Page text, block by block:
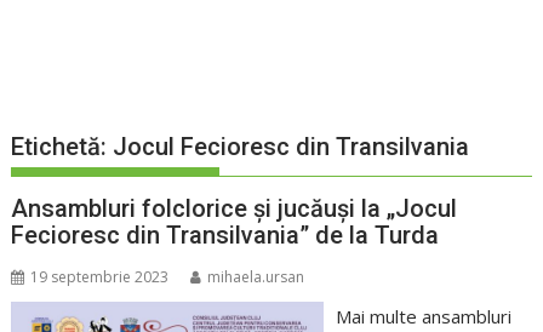
Etichetă: Jocul Fecioresc din Transilvania
Ansambluri folclorice și jucăuși la „Jocul
Fecioresc din Transilvania” de la Turda
19 septembrie 2023 mihaela.ursan
Mai multe ansambluri